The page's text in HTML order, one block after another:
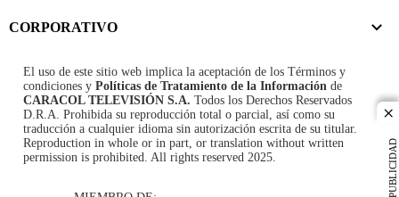
PUBLICIDAD
CORPORATIVO
El uso de este sitio web implica la aceptación de los Términos y
condiciones y Políticas de Tratamiento de la Información de
CARACOL TELEVISIÓN S.A. Todos los Derechos Reservados
D.R.A. Prohibida su reproducción total o parcial, así como su
traducción a cualquier idioma sin autorización escrita de su titular.
Reproduction in whole or in part, or translation without written
permission is prohibited. All rights reserved 2025.